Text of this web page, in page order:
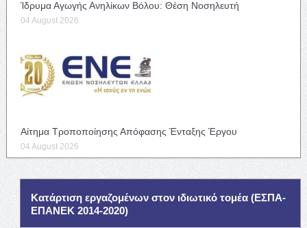
Ίδρυμα Αγωγής Ανηλίκων Βόλου: Θέση Νοσηλευτή
04 August 2026
Αίτημα Τροποποίησης Απόφασης Ένταξης Έργου
04 August 2026
Κατάρτιση εργαζομένων στον ιδιωτικό τομέα (ΕΣΠΑ-
ΕΠΑΝΕΚ 2014-2020)